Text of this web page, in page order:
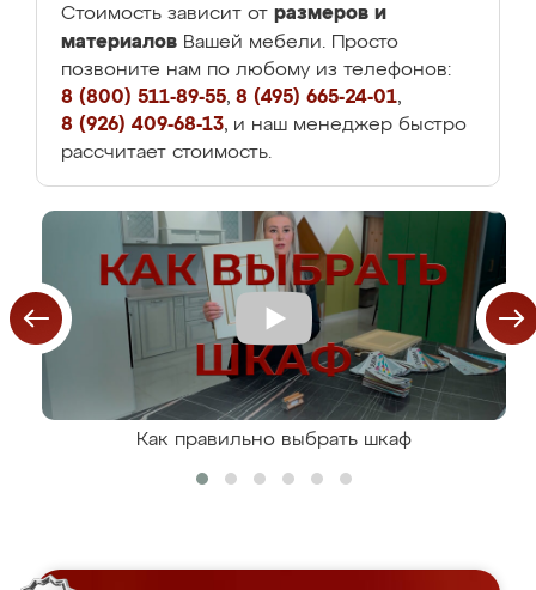
Стоимость зависит от размеров и
материалов Вашей мебели. Просто
позвоните нам по любому из телефонов:
8 (800) 511-89-55, 8 (495) 665-24-01,
8 (926) 409-68-13, и наш менеджер быстро
рассчитает стоимость.
Как правильно выбрать шкаф